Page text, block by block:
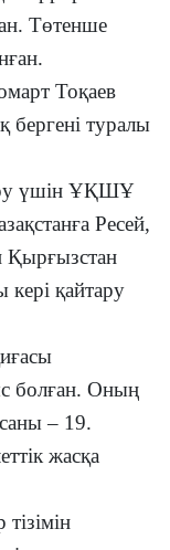
Төтенше
Тоқаев
бергені туралы
үшін ҰҚШҰ
Ресей,
Қырғызстан
кері қайтару
болған. Оның
– 19.
жасқа